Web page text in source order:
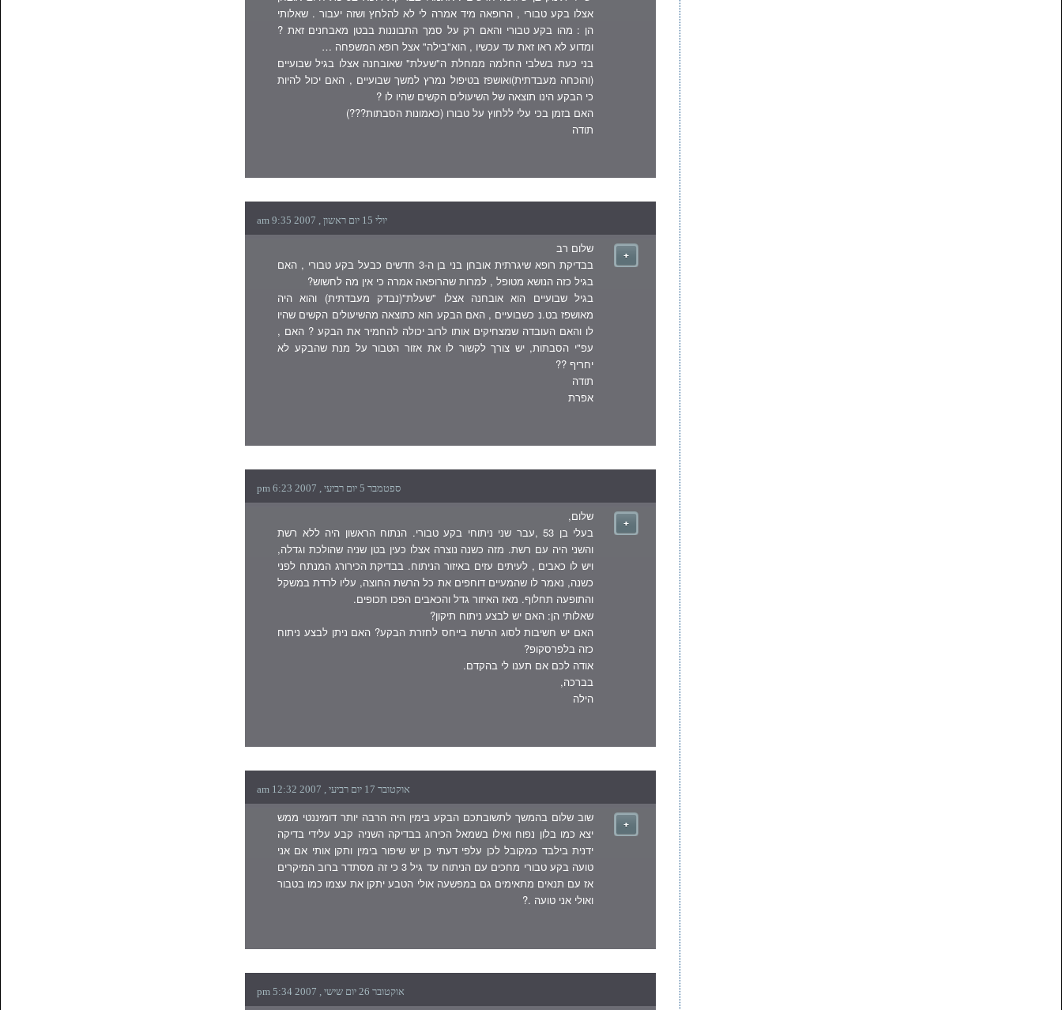
אצלו בקע טבורי , הרופאה מיד אמרה לי לא להלחץ ושזה יעבור . שאלותי
הן : מהו בקע טבורי והאם רק על סמך התבוננות בבטן מאבחנים זאת ?
ומדוע לא ראו זאת עד עכשיו , הוא"בילה" אצל רופא המשפחה …
בני כעת בשלבי החלמה ממחלת ה"שעלת" שאובחנה אצלו בגיל שבועיים
(והוכחה מעבדתית)ואושפז בטיפול נמרץ למשך שבועיים , האם יכול להיות
כי הבקע הינו תוצאה של השיעולים הקשים שהיו לו ?
האם בזמן בכי עלי ללחוץ על טבורו (כאמונות הסבתות???)
תודה
יולי 15 יום ראשון , 2007 9:35 am
שלום רב
בבדיקת רופא שיגרתית אובחן בני בן ה-3 חדשים כבעל בקע טבורי , האם
בגיל כזה הנושא מטופל , למרות שהרופאה אמרה כי אין מה לחשוש?
בגיל שבועיים הוא אובחנה אצלו "שעלת"(נבדק מעבדתית) והוא היה
מאושפז בט.נ כשבועיים , האם הבקע הוא כתוצאה מהשיעולים הקשים שהיו
לו והאם העובדה שמצחיקים אותו לרוב יכולה להחמיר את הבקע ? האם ,
עפ"י הסבתות, יש צורך לקשור לו את אזור הטבור על מנת שהבקע לא
יחריף ??
תודה
אפרת
ספטמבר 5 יום רביעי , 2007 6:23 pm
שלום,
בעלי בן 53 ,עבר שני ניתוחי בקע טבורי. הנתוח הראשון היה ללא רשת
והשני היה עם רשת. מזה כשנה נוצרה אצלו כעין בטן שניה שהולכת וגדלה,
ויש לו כאבים , לעיתים עזים באיזור הניתוח. בבדיקת הכירורג המנתח לפני
כשנה, נאמר לו שהמעיים דוחפים את כל הרשת החוצה, עליו לרדת במשקל
והתופעה תחלוף. מאז האיזור גדל והכאבים הפכו תכופים.
שאלותי הן: האם יש לבצע ניתוח תיקון?
האם יש חשיבות לסוג הרשת בייחס לחזרת הבקע? האם ניתן לבצע ניתוח
כזה בלפרסקופ?
אודה לכם אם תענו לי בהקדם.
בברכה,
הילה
אוקטובר 17 יום רביעי , 2007 12:32 am
שוב שלום בהמשך לתשובתכם הבקע בימין היה הרבה יותר דומיננטי ממש
יצא כמו בלון נפוח ואילו בשמאל הכירוג בבדיקה השניה קבע עלידי בדיקה
ידנית בילבד כמקובל לכן עלפי דעתי כן יש שיפור בימין ותקן אותי אם אני
טועה בקע טבורי מחכים עם הניתוח עד גיל 3 כי זה מסתדר ברוב המיקרים
אז עם תנאים מתאימים גם במפשעה אולי הטבע יתקן את עצמו כמו בטבור
ואולי אני טועה .?
אוקטובר 26 יום שישי , 2007 5:34 pm